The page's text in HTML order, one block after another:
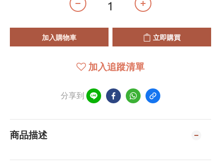
加入購物車 立即購買
加入追蹤清單
分享到
商品描述